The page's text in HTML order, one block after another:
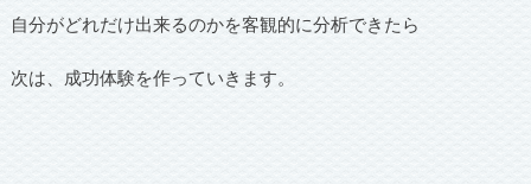
自分がどれだけ出来るのかを客観的に分析できたら
次は、成功体験を作っていきます。